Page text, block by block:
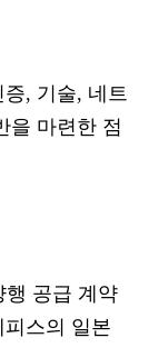
, 기술, 네트
을 마련한 점
행 공급 계약
스의 일본